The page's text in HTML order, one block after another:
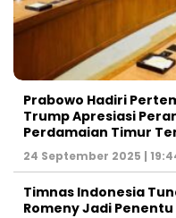
Prabowo Hadiri
Trump Apresiasi
Perdamaian Timur
24 September 2025 |
Timnas Indonesia
Romeny Jadi